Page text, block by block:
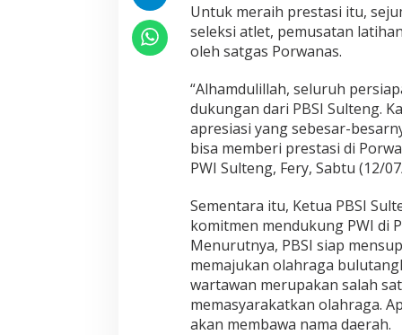
Untuk meraih prestasi itu,
seleksi atlet, pemusatan
oleh satgas Porwanas.
“Alhamdulillah, seluruh
dukungan dari PBSI Sulteng.
apresiasi yang sebesar-
bisa memberi prestasi di
PWI Sulteng, Fery, Sabtu (12/
Sementara itu, Ketua PBSI
komitmen mendukung PWI di
Menurutnya, PBSI siap
memajukan olahraga
wartawan merupakan salah
memasyarakatkan olahraga.
akan membawa nama daerah.